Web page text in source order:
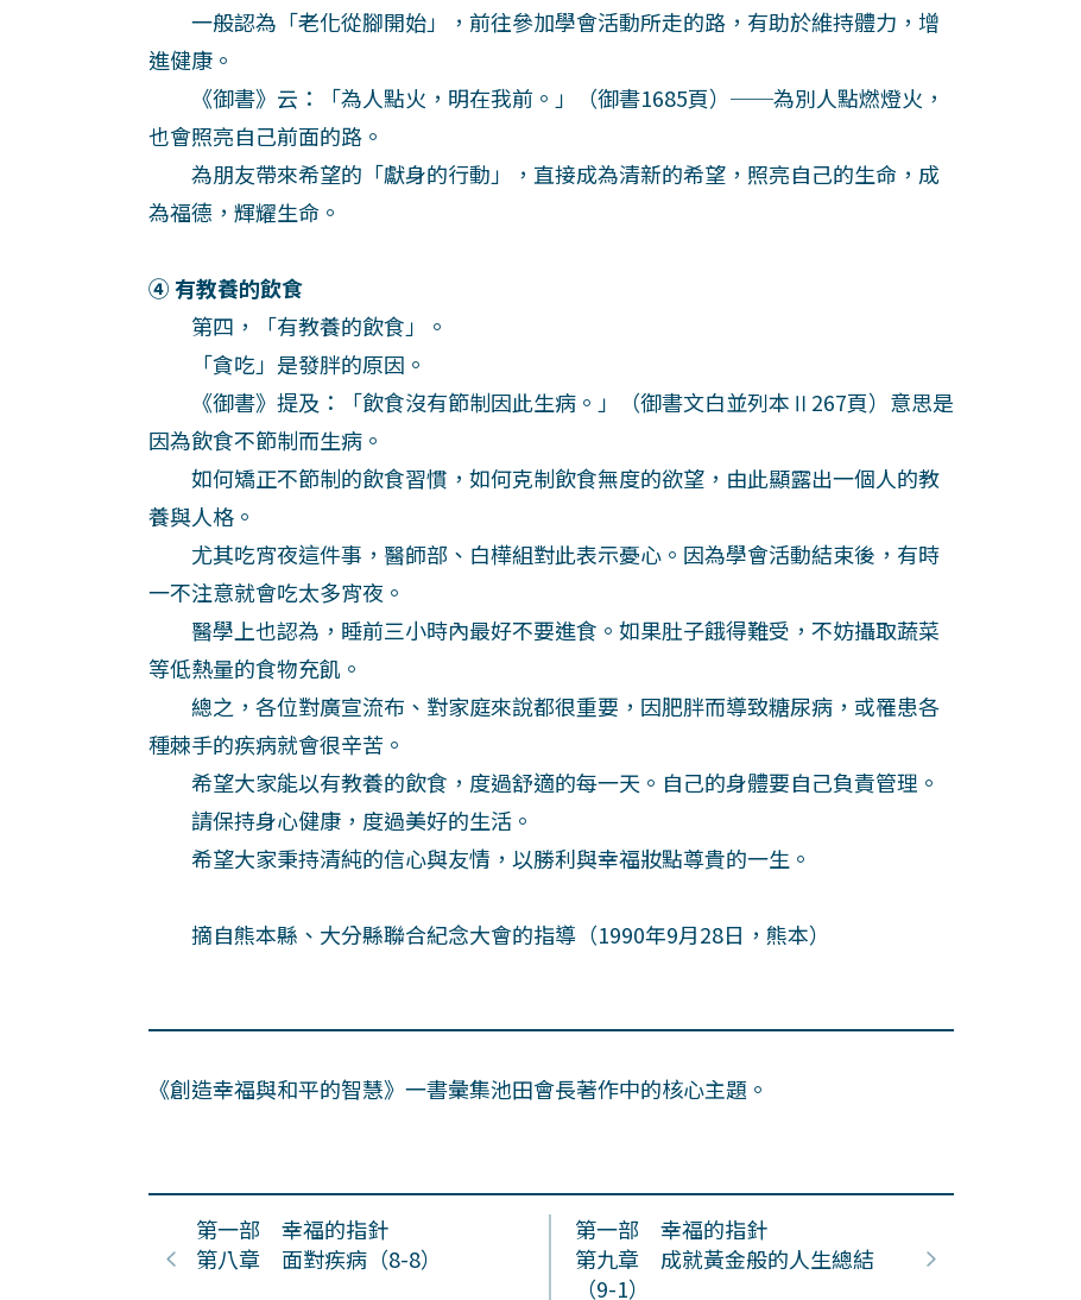
一般認為「老化從腳開始」，前往參加學會活動所走的路，有助於維持體力，增
進健康。
《御書》云：「為人點火，明在我前。」（御書1685頁）──為別人點燃燈火，
也會照亮自己前面的路。
為朋友帶來希望的「獻身的行動」，直接成為清新的希望，照亮自己的生命，成
為福德，輝耀生命。
④ 有教養的飲食
第四，「有教養的飲食」。
「貪吃」是發胖的原因。
《御書》提及：「飲食沒有節制因此生病。」（御書文白並列本Ⅱ267頁）意思是
因為飲食不節制而生病。
如何矯正不節制的飲食習慣，如何克制飲食無度的欲望，由此顯露出一個人的教
養與人格。
尤其吃宵夜這件事，醫師部、白樺組對此表示憂心。因為學會活動結束後，有時
一不注意就會吃太多宵夜。
醫學上也認為，睡前三小時內最好不要進食。如果肚子餓得難受，不妨攝取蔬菜
等低熱量的食物充飢。
總之，各位對廣宣流布、對家庭來說都很重要，因肥胖而導致糖尿病，或罹患各
種棘手的疾病就會很辛苦。
希望大家能以有教養的飲食，度過舒適的每一天。自己的身體要自己負責管理。
請保持身心健康，度過美好的生活。
希望大家秉持清純的信心與友情，以勝利與幸福妝點尊貴的一生。
摘自熊本縣、大分縣聯合紀念大會的指導（1990年9月28日，熊本）
《創造幸福與和平的智慧》一書彙集池田會長著作中的核心主題。
第一部 幸福的指針
第八章 面對疾病（8-8）
第一部 幸福的指針
第九章 成就黃金般的人生總結
（9-1）